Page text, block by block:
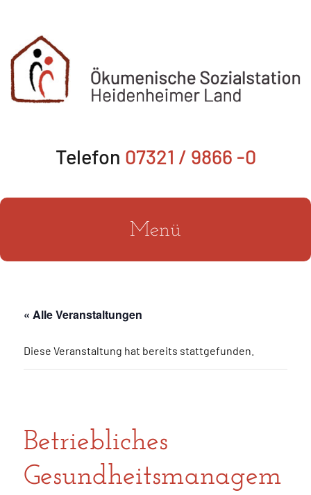
Inhalt
springen
Telefon 07321 / 9866 -0
Menü
« Alle Veranstaltungen
Diese Veranstaltung hat bereits stattgefunden.
Betriebliches
Gesundheitsmanagem